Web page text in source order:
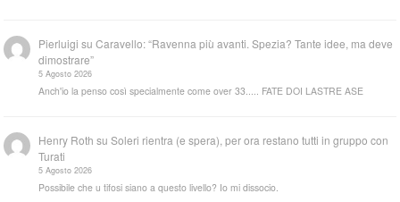
Pierluigi suCaravello: “Ravenna più avanti. Spezia? Tante idee, ma deve
dimostrare”
5 Agosto 2026
Anch'io la penso così specialmente come over 33..... FATE DOI LASTRE ASE
Henry Roth suSoleri rientra (e spera), per ora restano tutti in gruppo con
Turati
5 Agosto 2026
Possibile che u tifosi siano a questo livello? Io mi dissocio.